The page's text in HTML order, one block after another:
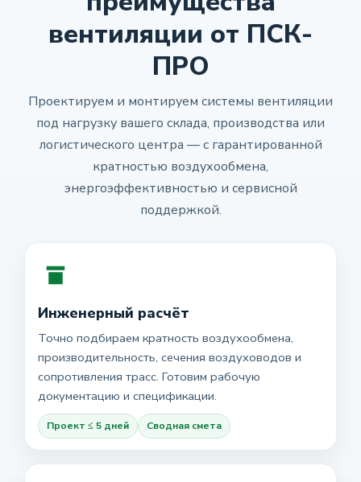
вентиляции от ПСК-
ПРО
Проектируем и монтируем системы вентиляции
под нагрузку вашего склада, производства или
логистического центра — с гарантированной
кратностью воздухообмена,
энергоэффективностью и сервисной
поддержкой.
Инженерный расчёт
Точно подбираем кратность воздухообмена,
производительность, сечения воздуховодов и
сопротивления трасс. Готовим рабочую
документацию и спецификации.
Проект ≤ 5 дней Сводная смета